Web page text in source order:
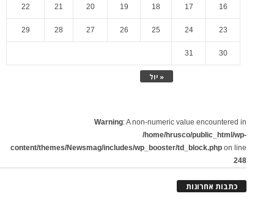
« יול
16
17
18
19
20
21
22
23
24
25
26
27
28
29
30
31
Warning: A non-numeric value encountered in
/home/hrusco/public_html/wp-
content/themes/Newsmag/includes/wp_booster/td_block.php on line
248
כתבות אחרונות